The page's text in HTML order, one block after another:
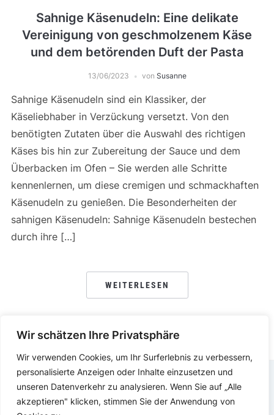
Wir schätzen Ihre Privatsphäre
Wir verwenden Cookies, um Ihr Surferlebnis zu verbessern,
personalisierte Anzeigen oder Inhalte einzusetzen und
unseren Datenverkehr zu analysieren. Wenn Sie auf „Alle
akzeptieren" klicken, stimmen Sie der Anwendung von
Sahnige Käsenudeln: Eine delikate
Vereinigung von geschmolzenem Käse
und dem betörenden Duft der Pasta
13/06/2023 von Susanne
Sahnige Käsenudeln sind ein Klassiker, der
Käseliebhaber in Verzückung versetzt. Von den
benötigten Zutaten über die Auswahl des richtigen
Käses bis hin zur Zubereitung der Sauce und dem
Überbacken im Ofen – Sie werden alle Schritte
kennenlernen, um diese cremigen und schmackhaften
Käsenudeln zu genießen. Die Besonderheiten der
sahnigen Käsenudeln: Sahnige Käsenudeln bestechen
durch ihre […]
WEITERLESEN
DATENSCHUTZERKLÄRUNG IMPRESSUM